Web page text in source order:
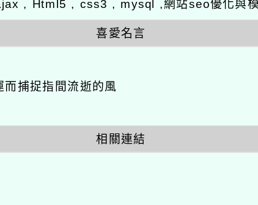
, Html5 , css3 , mysql ,網站seo優化與模
喜愛名言
捕捉指間流逝的風
相關連結